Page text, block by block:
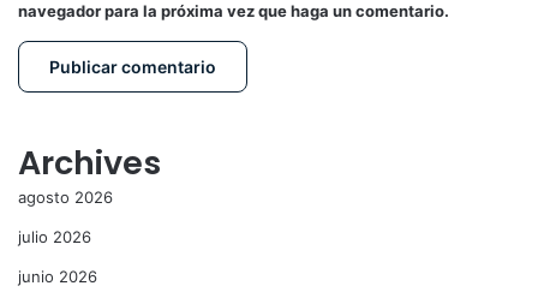
navegador para la próxima vez que haga un comentario.
Archives
agosto 2026
julio 2026
junio 2026